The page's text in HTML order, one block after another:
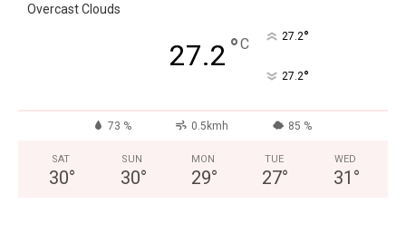
Overcast Clouds
27.2 °C 27.2°
27.2°
73 % 0.5kmh 85 %
SAT
30°
SUN
30°
MON
29°
TUE
27°
WED
31 °